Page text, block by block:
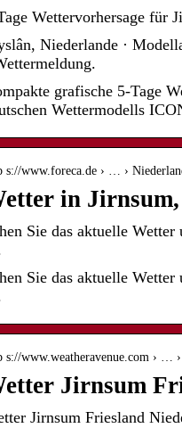
Wettervorhersage für
Niederlande ·
grafische 5-Tage
Wettermodells
s://www.foreca.de › … ›
in
Sie das aktuelle
Sie das aktuelle
s://www.weatheravenue.com › …
Jirnsum
Jirnsum Friesland